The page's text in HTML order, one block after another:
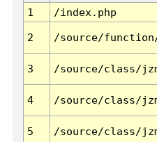
1
/index.php
2 /source/
3 /source/class/
4 /source/class/
5 /source/class/